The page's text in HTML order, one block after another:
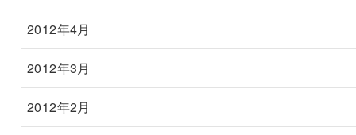
2012年4月
2012年3月
2012年2月